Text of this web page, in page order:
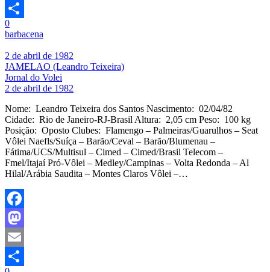
Email
Share
0
barbacena
2 de abril de 1982
JAMELAO (Leandro Teixeira)
Jornal do Volei
2 de abril de 1982
Nome: Leandro Teixeira dos Santos Nascimento: 02/04/82
Cidade: Rio de Janeiro-RJ-Brasil Altura: 2,05 cm Peso: 100 kg
Posição: Oposto Clubes: Flamengo – Palmeiras/Guarulhos – Seat
Vôlei Naefls/Suíça – Barão/Ceval – Barão/Blumenau –
Fátima/UCS/Multisul – Cimed – Cimed/Brasil Telecom –
Fmel/Itajaí Pró-Vôlei – Medley/Campinas – Volta Redonda – Al
Hilal/Arábia Saudita – Montes Claros Vôlei –…
Facebook
Mastodon
Email